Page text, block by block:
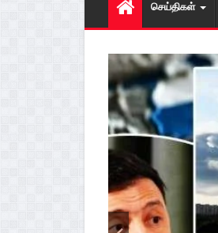
செய்திகள்
123